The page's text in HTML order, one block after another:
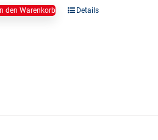
In den Warenkorb Details